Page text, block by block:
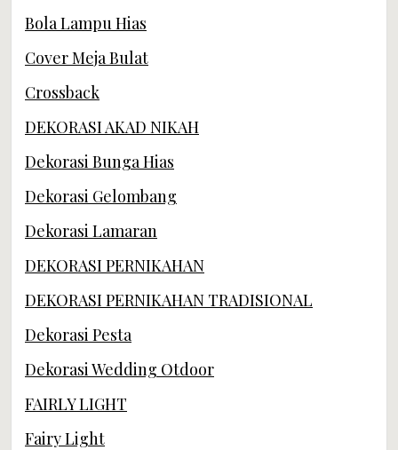
Bola Lampu Hias
Cover Meja Bulat
Crossback
DEKORASI AKAD NIKAH
Dekorasi Bunga Hias
Dekorasi Gelombang
Dekorasi Lamaran
DEKORASI PERNIKAHAN
DEKORASI PERNIKAHAN TRADISIONAL
Dekorasi Pesta
Dekorasi Wedding Otdoor
FAIRLY LIGHT
Fairy Light